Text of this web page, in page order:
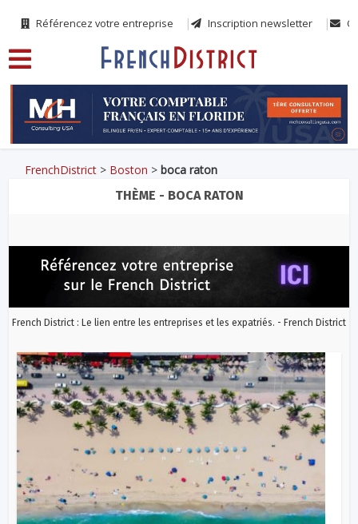
Référencez votre entreprise Inscription newsletter
FrenchDistrict > Boston >boca raton
THÈME - BOCA RATON
French District : Le lien entre les entreprises et les expatriés. - French District